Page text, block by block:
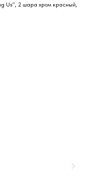
Us", 2 шара хром красный,